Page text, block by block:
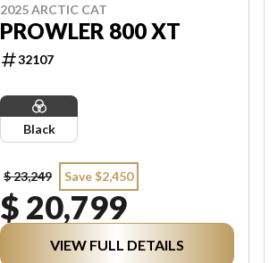
2025 ARCTIC CAT
PROWLER 800 XT
32107
Black
$ 23,249 Save $2,450
$ 20,799
VIEW FULL DETAILS